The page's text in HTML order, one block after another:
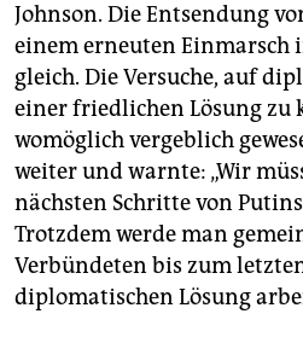
Johnson. Die Entsendung
einem erneuten Einmarsch
gleich. Die Versuche, auf
einer friedlichen Lösung zu
womöglich vergeblich
weiter und warnte: „Wir
nächsten Schritte von
Trotzdem werde man
Verbündeten bis zum
diplomatischen Lösung